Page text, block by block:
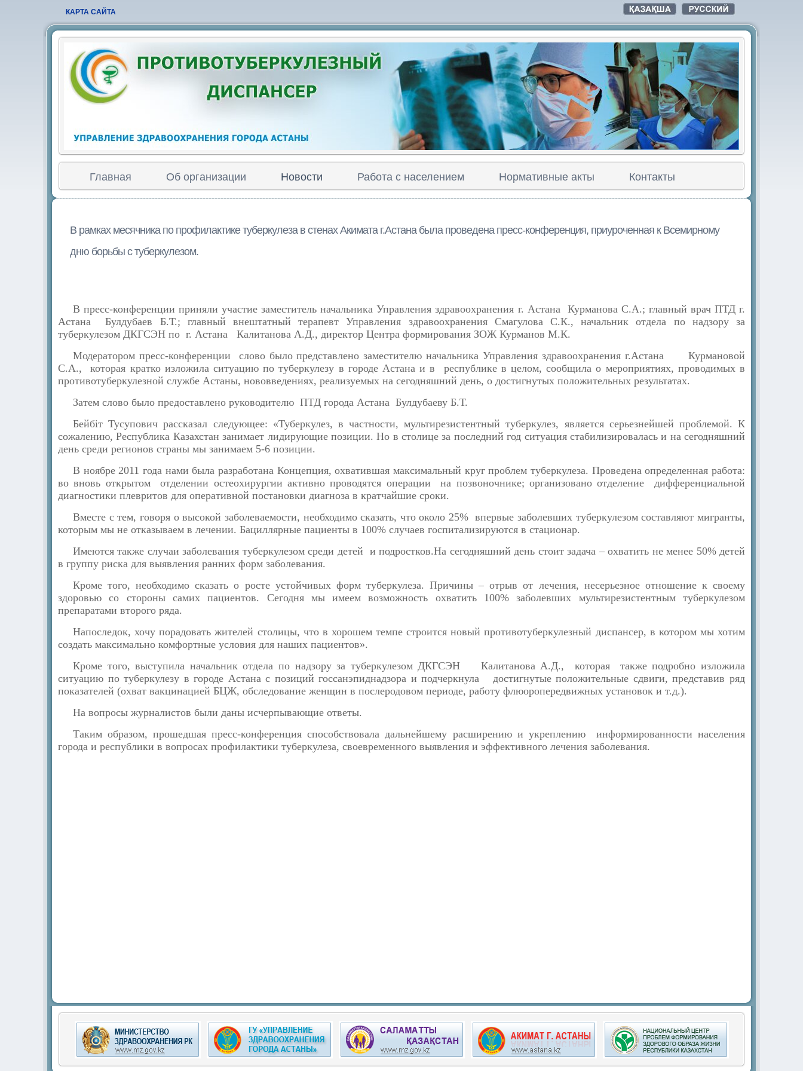
КАРТА САЙТА
Главная Об организации Новости Работа с населением Нормативные акты Контакты
В рамках месячника по профилактике туберкулеза в стенах Акимата г.Астана была проведена пресс-конференция, приуроченная к Всемирному
дню борьбы с туберкулезом.
В пресс-конференции приняли участие заместитель начальника Управления здравоохранения г. Астана Курманова С.А.; главный врач ПТД г.
Астана Булдубаев Б.Т.; главный внештатный терапевт Управления здравоохранения Смагулова С.К., начальник отдела по надзору за
туберкулезом ДКГСЭН по г. Астана Калитанова А.Д., директор Центра формирования ЗОЖ Курманов М.К.
Модератором пресс-конференции слово было представлено заместителю начальника Управления здравоохранения г.Астана Курмановой
С.А., которая кратко изложила ситуацию по туберкулезу в городе Астана и в республике в целом, сообщила о мероприятиях, проводимых в
противотуберкулезной службе Астаны, нововведениях, реализуемых на сегодняшний день, о достигнутых положительных результатах.
Затем слово было предоставлено руководителю ПТД города Астана Булдубаеву Б.Т.
Бейбіт Тусупович рассказал следующее: «Туберкулез, в частности, мультирезистентный туберкулез, является серьезнейшей проблемой. К
сожалению, Республика Казахстан занимает лидирующие позиции. Но в столице за последний год ситуация стабилизировалась и на сегодняшний
день среди регионов страны мы занимаем 5-6 позиции.
В ноябре 2011 года нами была разработана Концепция, охватившая максимальный круг проблем туберкулеза. Проведена определенная работа:
во вновь открытом отделении остеохирургии активно проводятся операции на позвоночнике; организовано отделение дифференциальной
диагностики плевритов для оперативной постановки диагноза в кратчайшие сроки.
Вместе с тем, говоря о высокой заболеваемости, необходимо сказать, что около 25% впервые заболевших туберкулезом составляют мигранты,
которым мы не отказываем в лечении. Бациллярные пациенты в 100% случаев госпитализируются в стационар.
Имеются также случаи заболевания туберкулезом среди детей и подростков.На сегодняшний день стоит задача – охватить не менее 50% детей
в группу риска для выявления ранних форм заболевания.
Кроме того, необходимо сказать о росте устойчивых форм туберкулеза. Причины – отрыв от лечения, несерьезное отношение к своему
здоровью со стороны самих пациентов. Сегодня мы имеем возможность охватить 100% заболевших мультирезистентным туберкулезом
препаратами второго ряда.
Напоследок, хочу порадовать жителей столицы, что в хорошем темпе строится новый противотуберкулезный диспансер, в котором мы хотим
создать максимально комфортные условия для наших пациентов».
Кроме того, выступила начальник отдела по надзору за туберкулезом ДКГСЭН Калитанова А.Д., которая также подробно изложила
ситуацию по туберкулезу в городе Астана с позиций госсанэпиднадзора и подчеркнула достигнутые положительные сдвиги, представив ряд
показателей (охват вакцинацией БЦЖ, обследование женщин в послеродовом периоде, работу флюоропередвижных установок и т.д.).
На вопросы журналистов были даны исчерпывающие ответы.
Таким образом, прошедшая пресс-конференция способствовала дальнейшему расширению и укреплению информированности населения
города и республики в вопросах профилактики туберкулеза, своевременного выявления и эффективного лечения заболевания.